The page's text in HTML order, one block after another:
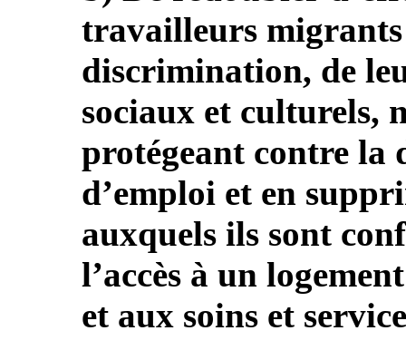
travailleurs
discrimination, de
sociaux et culturels,
protégeant contre la
d’emploi et en
auxquels ils sont
l’accès à un
et aux soins et